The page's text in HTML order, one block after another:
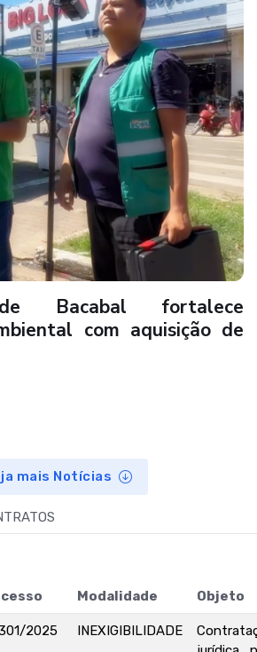
Bacabal fortalece
com aquisição de
mais Notícias
Modalidade Objeto
2025 INEXIGIBILIDADE